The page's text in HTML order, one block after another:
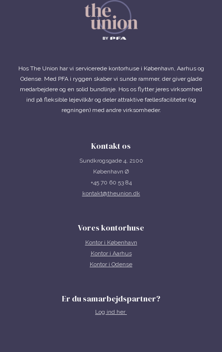
Hos The Union har vi servicerede kontorhuse i København, Aarhus og
Odense. Med PFA i ryggen skaber vi sunde rammer, der giver glade
medarbejdere og en solid bundlinje. Hos os flytter jeres virksomhed
ind på fleksible lejevilkår og deler attraktive fællesfaciliteter (og
regningen) med andre virksomheder.
Kontakt os
Sundkrogsgade 4, 2100
København Ø
+45 70 60 53 84
kontakt@theunion.dk
Vores kontorhuse
Kontor i København
Kontor i Aarhus
Kontor i Odense
Er du samarbejdspartner?
Log ind her